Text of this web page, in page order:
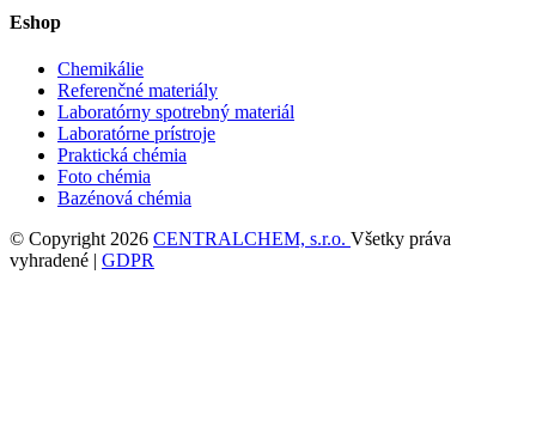
Eshop
Chemikálie
Referenčné materiály
Laboratórny spotrebný materiál
Laboratórne prístroje
Praktická chémia
Foto chémia
Bazénová chémia
© Copyright 2026 CENTRALCHEM, s.r.o. Všetky práva
vyhradené | GDPR